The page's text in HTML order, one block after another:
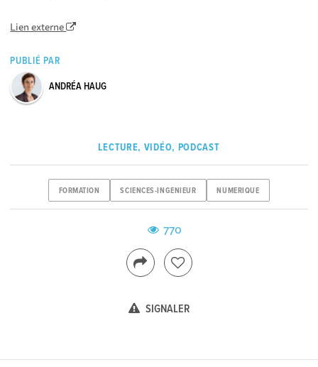
Lien externe
PUBLIÉ PAR
ANDRÉA HAUG
LECTURE, VIDÉO, PODCAST
FORMATION SCIENCES-INGENIEUR NUMERIQUE
770
SIGNALER